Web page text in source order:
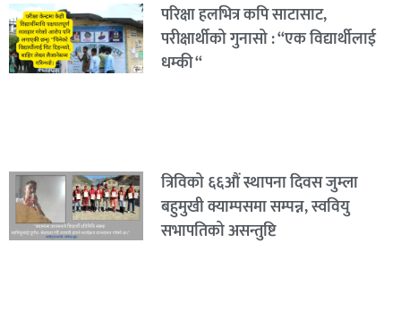
परिक्षा हलभित्र कपि साटासाट,
परीक्षार्थीको गुनासो : “एक विद्यार्थीलाई
धम्की “
त्रिविको ६६औं स्थापना दिवस जुम्ला
बहुमुखी क्याम्पसमा सम्पन्न, स्ववियु
सभापतिको असन्तुष्टि